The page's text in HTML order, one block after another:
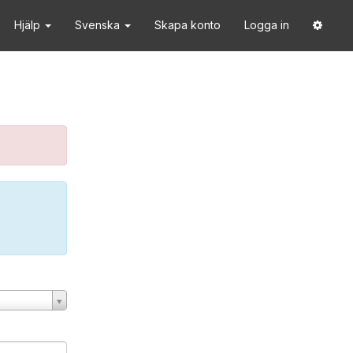
Hjälp Svenska Skapa konto Logga in